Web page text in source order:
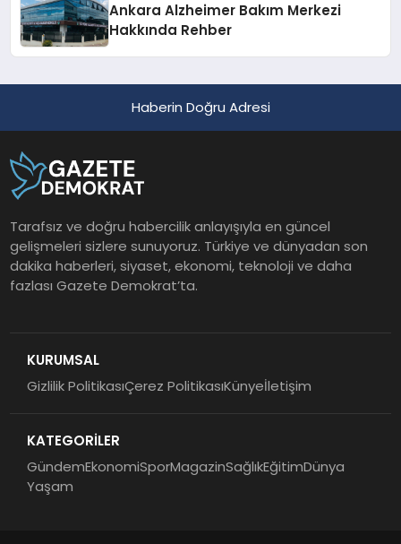
Ankara Alzheimer Bakım Merkezi
Hakkında Rehber
Haberin Doğru Adresi
Tarafsız ve doğru habercilik anlayışıyla en güncel
gelişmeleri sizlere sunuyoruz. Türkiye ve dünyadan son
dakika haberleri, siyaset, ekonomi, teknoloji ve daha
fazlası Gazete Demokrat’ta.
KURUMSAL
Gizlilik PolitikasıÇerez PolitikasıKünyeİletişim
KATEGORİLER
GündemEkonomiSporMagazinSağlıkEğitimDünya
Yaşam